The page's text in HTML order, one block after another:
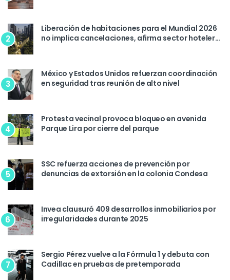
2
Liberación de habitaciones para el Mundial 2026
no implica cancelaciones, afirma sector hotelero
3
México y Estados Unidos refuerzan coordinación
en seguridad tras reunión de alto nivel
4
Protesta vecinal provoca bloqueo en avenida
Parque Lira por cierre del parque
5
SSC refuerza acciones de prevención por
denuncias de extorsión en la colonia Condesa
6
Invea clausuró 409 desarrollos inmobiliarios por
irregularidades durante 2025
7
Sergio Pérez vuelve a la Fórmula 1 y debuta con
Cadillac en pruebas de pretemporada